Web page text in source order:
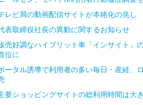
レビ局の動画配信サイトが本格化の兆し
表取締役社長の異動に関するお知らせ
売好調なハイブリット車「インサイト」
位に
ータル誘導で利用者の多い毎日・産経、
要ショッピングサイトの総利用時間は大